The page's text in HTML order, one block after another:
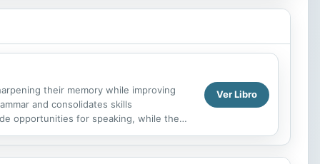
their memory while improving
and consolidates skills
opportunities for speaking, while the
Ver Libro